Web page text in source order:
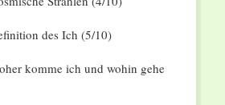
des Ich (5/10)
komme ich und wohin gehe